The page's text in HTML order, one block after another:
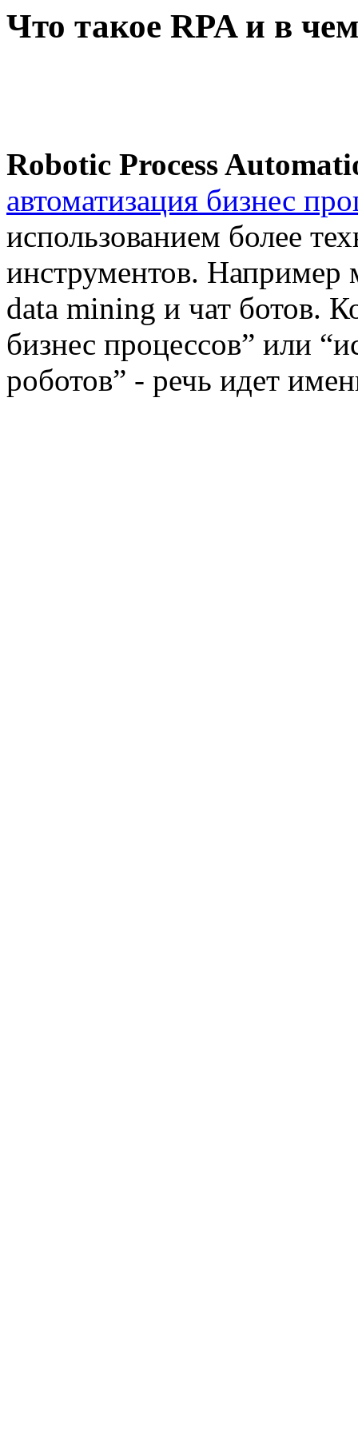
Что такое RPA и в
Robotic Process
автоматизация бизнес
использованием более
инструментов.
data mining и чат ботов.
бизнес процессов” или
роботов” - речь идет